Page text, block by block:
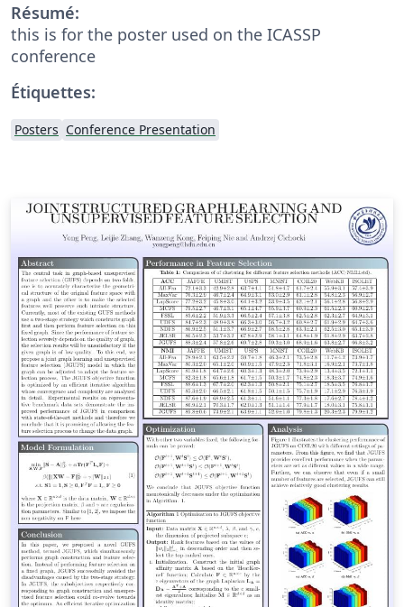
Résumé:
this is for the poster used on the ICASSP
conference
Étiquettes:
Posters Conference Presentation